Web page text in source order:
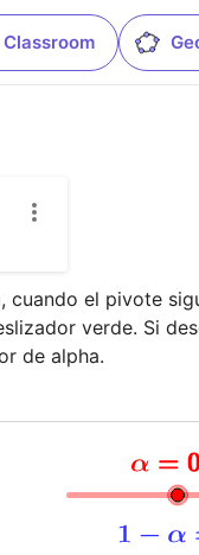
cuando el pivote
verde. Si
de alpha.